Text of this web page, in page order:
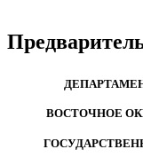
ВОСТОЧНОЕ